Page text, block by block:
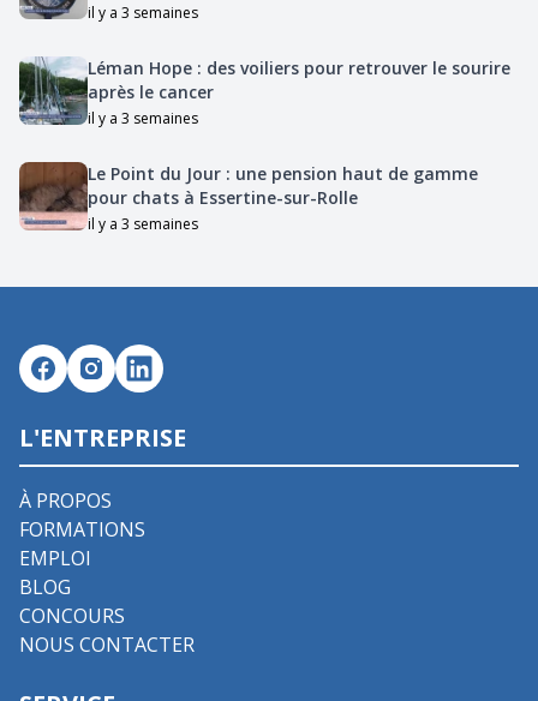
il y a 3 semaines
Léman Hope : des voiliers pour retrouver le sourire
après le cancer
il y a 3 semaines
Le Point du Jour : une pension haut de gamme
pour chats à Essertine-sur-Rolle
il y a 3 semaines
L'ENTREPRISE
À PROPOS
FORMATIONS
EMPLOI
BLOG
CONCOURS
NOUS CONTACTER